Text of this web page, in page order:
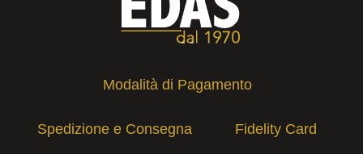
Modalità di Pagamento
Spedizione e Consegna Fidelity Card